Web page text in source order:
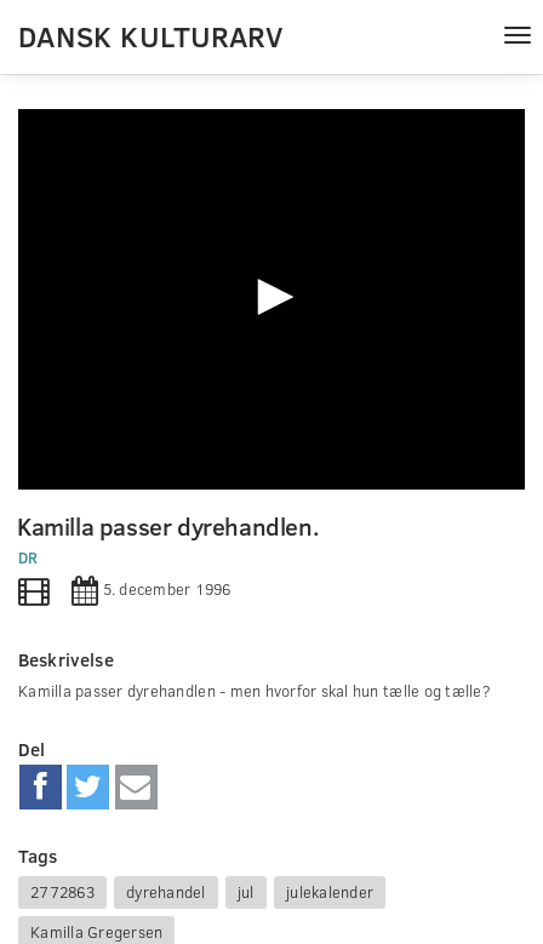
DANSK KULTURARV
seconds
of
0
seconds
Kamilla passer dyrehandlen.
DR
5. december 1996
Beskrivelse
Kamilla passer dyrehandlen - men hvorfor skal hun tælle og tælle?
Del
Tags
2772863 dyrehandel jul
julekalender
Kamilla Gregersen